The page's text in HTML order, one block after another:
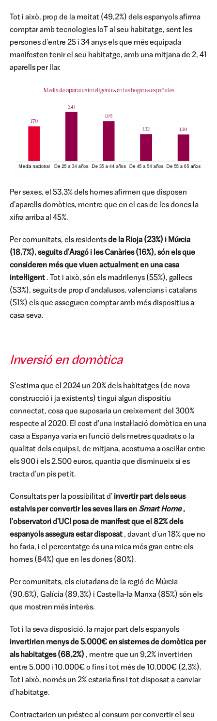
Tot i això, prop de la meitat (49,2%) dels espanyols afirma
comptar amb tecnologies IoT al seu habitatge, sent les
persones d'entre 25 i 34 anys els que més equipada
manifesten tenir el seu habitatge, amb una mitjana de 2, 41
aparells per llar.
Per sexes, el 53,3% dels homes afirmen que disposen
d'aparells domòtics, mentre que en el cas de les dones la
xifra arriba al 45%.
Per comunitats, els residentsde la Rioja (23%) i Múrcia
(18,7%), seguits d'Aragó i les Canàries (16%), són els que
consideren més que viuen actualment en una casa
intel·ligent . Tot i això, són els madrilenys (55%), gallecs
(53%), seguits de prop d'andalusos, valencians i catalans
(51%) els que asseguren comptar amb més dispositius a
casa seva.
Inversió en domòtica
S'estima que el 2024 un 20% dels habitatges (de nova
construcció i ja existents) tingui algun dispositiu
connectat, cosa que suposaria un creixement del 300%
respecte al 2020. El cost d'una instal·lació domòtica en una
casa a Espanya varia en funció dels metres quadrats o la
qualitat dels equips i, de mitjana, acostuma a oscil·lar entre
els 900 i els 2.500 euros, quantia que disminueix si es
tracta d'un pis petit.
Consultats per la possibilitat d' invertir part dels seus
estalvis per convertir les seves llars en Smart Home,
l'observatori d'UCI posa de manifest que el 82% dels
espanyols assegura estar disposat , davant d'un 18% que no
ho faria, i el percentatge és una mica més gran entre els
homes (84%) que en les dones (80%).
Per comunitats, els ciutadans de la regió de Múrcia
(90,6%), Galícia (89,3%) i Castella-la Manxa (85%) són els
que mostren més interès.
Tot i la seva disposició, la major part dels espanyols
invertirien menys de 5.000€ en sistemes de domòtica per
als habitatges (68,2%) , mentre que un 9,2% invertirien
entre 5.000 i 10.000€ o fins i tot més de 10.000€ (2,3%).
Tot i això, només un 2% estaria fins i tot disposat a canviar
d'habitatge.
Contractarien un préstec al consum per convertir el seu